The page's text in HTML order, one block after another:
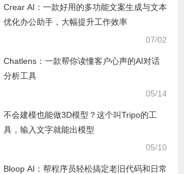
Crear AI：一款好用的多功能文案生成与文本
优化办公助手，大幅提升工作效率
07/02
Chatlens：一款帮你读懂客户心声的AI对话
分析工具
05/14
不会建模也能做3D模型？这个叫Tripo的工
具，输入文字就能出模型
05/10
Bloop AI：帮程序员轻松搞定老旧代码和日常